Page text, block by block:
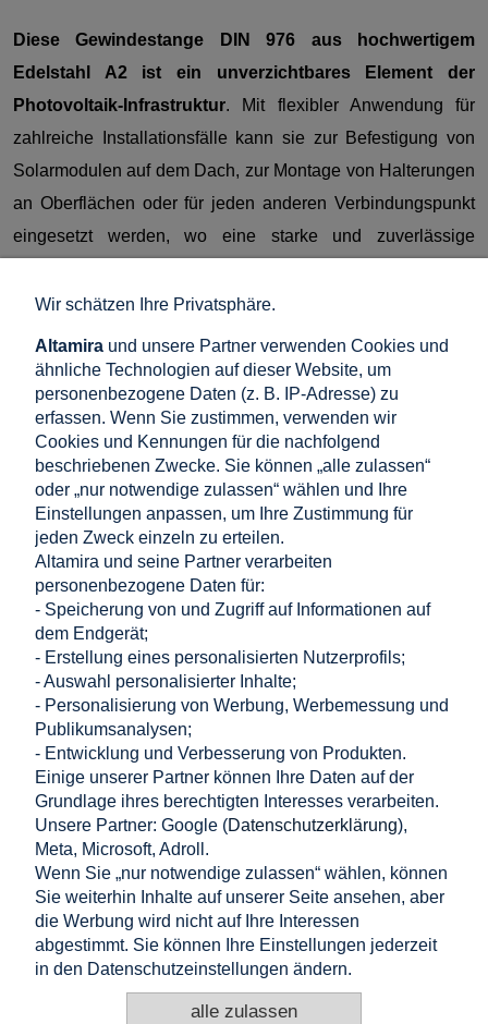
Diese Gewindestange DIN 976 aus hochwertigem
Edelstahl A2 ist ein unverzichtbares Element der
Photovoltaik-Infrastruktur. Mit flexibler Anwendung für
zahlreiche Installationsfälle kann sie zur Befestigung von
Solarmodulen auf dem Dach, zur Montage von Halterungen
an Oberflächen oder für jeden anderen Verbindungspunkt
eingesetzt werden, wo eine starke und zuverlässige
Die Edelstahlkonstruktion gewährleistet hervorragende
Korrosionsbeständigkeit und ermöglicht einen langfristigen
Betrieb unter verschiedenen Umgebungsbedingungen.
Verwandte Produkte
Sechskantmutter M8 DIN 934
0,03 €
Nettopreis:
Einkaufen
Hilfe
Mein Konto
Information
KONTAKT
Altamira Sp. z o. o.
Budowlanych 6/51, 95-040 Koluszki, Polen
+48 724 999 949
info@e-altamira.de
Wir schätzen Ihre Privatsphäre.
Altamira und unsere Partner verwenden Cookies und
ähnliche Technologien auf dieser Website, um
personenbezogene Daten (z. B. IP-Adresse) zu
erfassen. Wenn Sie zustimmen, verwenden wir
Cookies und Kennungen für die nachfolgend
beschriebenen Zwecke. Sie können „alle zulassen“
oder „nur notwendige zulassen“ wählen und Ihre
Einstellungen anpassen, um Ihre Zustimmung für
jeden Zweck einzeln zu erteilen.
Altamira und seine Partner verarbeiten
personenbezogene Daten für:
- Speicherung von und Zugriff auf Informationen auf
dem Endgerät;
- Erstellung eines personalisierten Nutzerprofils;
- Auswahl personalisierter Inhalte;
- Personalisierung von Werbung, Werbemessung und
Publikumsanalysen;
- Entwicklung und Verbesserung von Produkten.
Einige unserer Partner können Ihre Daten auf der
Grundlage ihres berechtigten Interesses verarbeiten.
Unsere Partner: Google (Datenschutzerklärung),
Meta, Microsoft, Adroll.
Wenn Sie „nur notwendige zulassen“ wählen, können
Sie weiterhin Inhalte auf unserer Seite ansehen, aber
die Werbung wird nicht auf Ihre Interessen
abgestimmt. Sie können Ihre Einstellungen jederzeit
in den Datenschutzeinstellungen ändern.
alle zulassen